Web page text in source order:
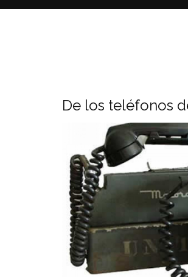
De los teléfonos